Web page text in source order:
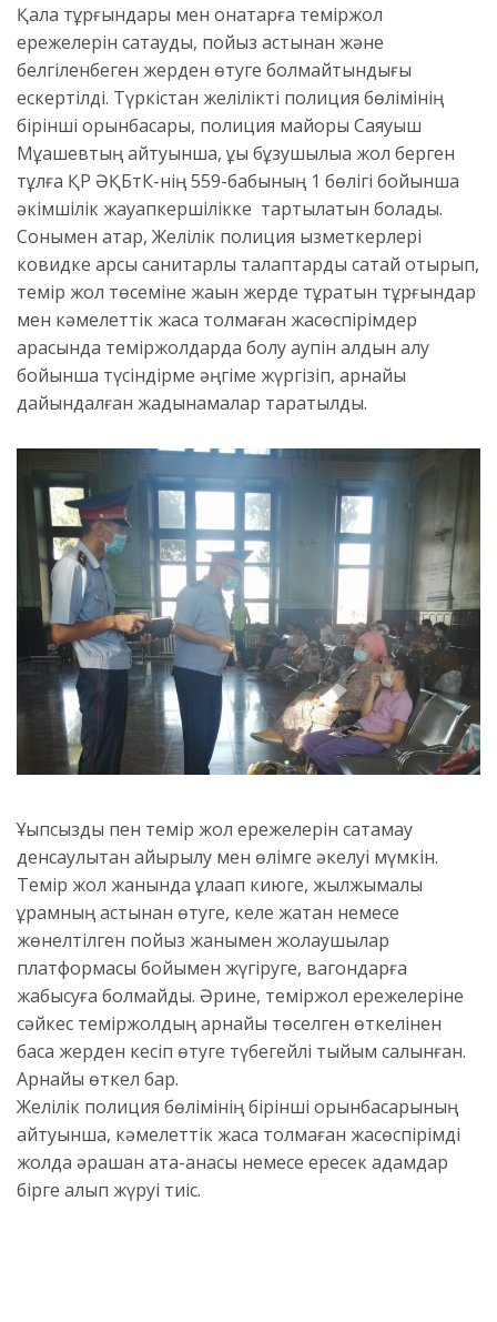
Қала тұрғындары мен қонақтарға теміржол
ережелерін сақтауды, пойыз астынан және
белгіленбеген жерден өтуге болмайтындығы
ескертілді. Түркістан желілікті полиция бөлімінің
бірінші орынбасары, полиция майоры Саяуыш
Мұқашевтың айтуынша, құқық бұзушылыққа жол берген
тұлға ҚР ӘҚБтК-нің 559-бабының 1 бөлігі бойынша
әкімшілік жауапкершілікке тартылатын болады.
Сонымен қатар, Желілік полиция қызметкерлері
ковидке қарсы санитарлық талаптарды сақтай отырып,
темір жол төсеміне жақын жерде тұратын тұрғындар
мен кәмелеттік жасқа толмаған жасөспірімдер
арасында теміржолдарда болу қаупін алдын алу
бойынша түсіндірме әңгіме жүргізіп, арнайы
дайындалған жадынамалар таратылды.
Ұқыпсыздық пен темір жол ережелерін сақтамау
денсаулықтан айырылу мен өлімге әкелуі мүмкін.
Темір жол жанында құлаққап киюге, жылжымалы
құрамның астынан өтуге, келе жатқан немесе
жөнелтілген пойыз жанымен жолаушылар
платформасы бойымен жүгіруге, вагондарға
жабысуға болмайды. Әрине, теміржол ережелеріне
сәйкес теміржолдың арнайы төселген өткелінен
басқа жерден кесіп өтуге түбегейлі тыйым салынған.
Арнайы өткел бар.
Желілік полиция бөлімінің бірінші орынбасарының
айтуынша, кәмелеттік жасқа толмаған жасөспірімді
жолда әрқашан ата-анасы немесе ересек адамдар
бірге алып жүруі тиіс.